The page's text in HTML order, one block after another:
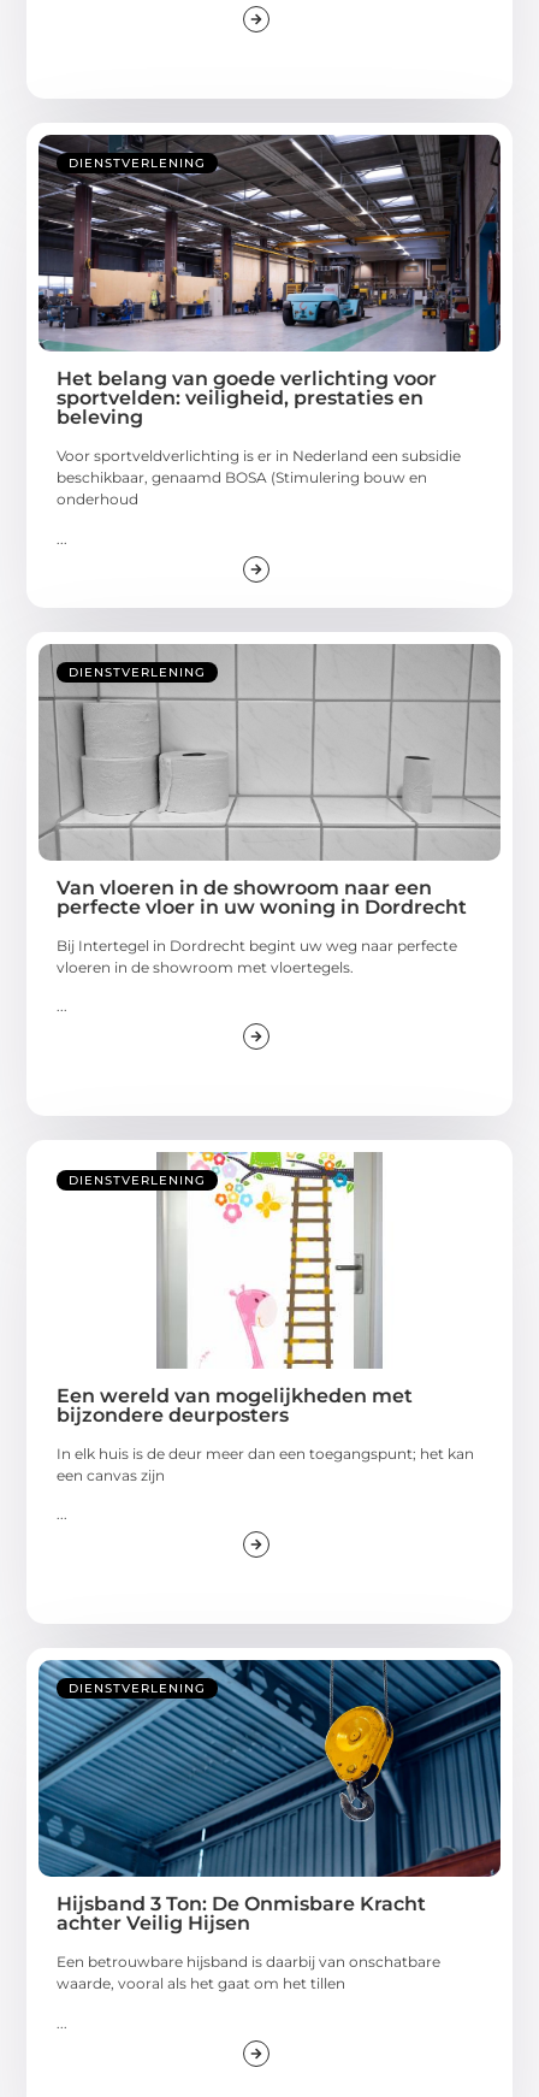
DIENSTVERLENING
Het belang van goede verlichting voor
sportvelden: veiligheid, prestaties en
beleving
Voor sportveldverlichting is er in Nederland een subsidie
beschikbaar, genaamd BOSA (Stimulering bouw en
onderhoud
DIENSTVERLENING
Van vloeren in de showroom naar een
perfecte vloer in uw woning in Dordrecht
Bij Intertegel in Dordrecht begint uw weg naar perfecte
vloeren in de showroom met vloertegels.
DIENSTVERLENING
Een wereld van mogelijkheden met
bijzondere deurposters
In elk huis is de deur meer dan een toegangspunt; het kan
een canvas zijn
...
DIENSTVERLENING
Hijsband 3 Ton: De Onmisbare Kracht
achter Veilig Hijsen
Een betrouwbare hijsband is daarbij van onschatbare
waarde, vooral als het gaat om het tillen